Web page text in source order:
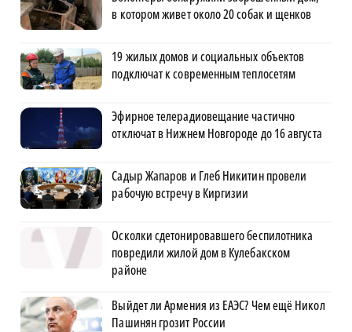
в котором живет около 20 собак и щенков
19 жилых домов и социальных объектов
подключат к современным теплосетям
Эфирное телерадиовещание частично
отключат в Нижнем Новгороде до 16 августа
Садыр Жапаров и Глеб Никитин провели
рабочую встречу в Киргизии
Осколки сдетонировавшего беспилотника
повредили жилой дом в Кулебакском
районе
Выйдет ли Армения из ЕАЭС? Чем ещё Никол
Пашинян грозит России